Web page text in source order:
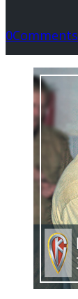
0Comments